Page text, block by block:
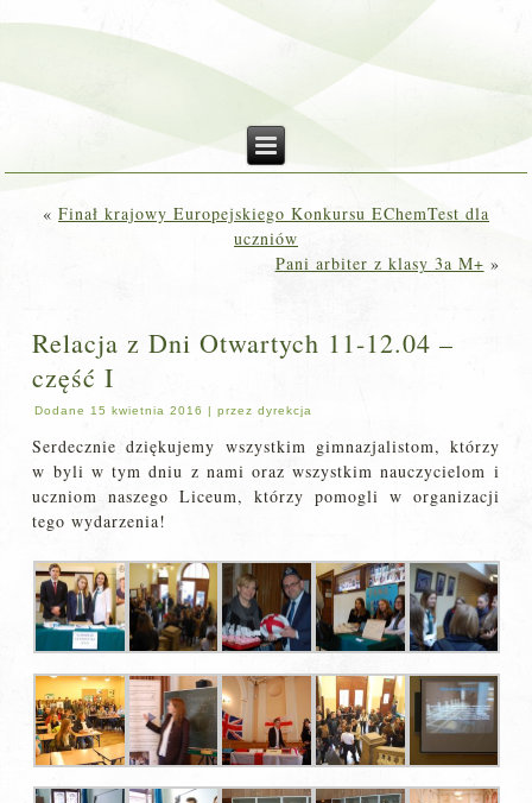
« Finał krajowy Europejskiego Konkursu EChemTest dla
uczniów
Pani arbiter z klasy 3a M+ »
Relacja z Dni Otwartych 11-12.04 –
część I
Dodane 15 kwietnia 2016 |przez dyrekcja
Serdecznie dziękujemy wszystkim gimnazjalistom, którzy
w byli w tym dniu z nami oraz wszystkim nauczycielom i
uczniom naszego Liceum, którzy pomogli w organizacji
tego wydarzenia!